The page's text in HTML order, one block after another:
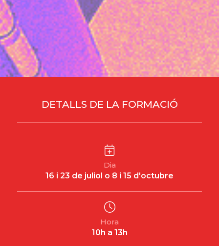
DETALLS DE LA FORMACIÓ
Dia
16 i 23 de juliol o 8 i 15 d'octubre
Hora
10h a 13h